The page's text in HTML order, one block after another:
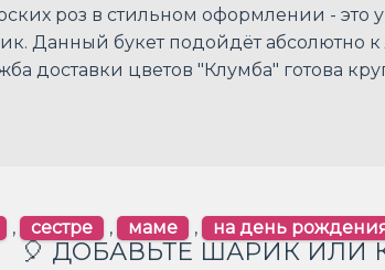
роз в стильном оформлении -
Данный букет подойдёт абсолютно
доставки цветов "Клумба" готова
, сестре , маме , на день
🎈 ДОБАВЬТЕ ШАРИК ИЛИ